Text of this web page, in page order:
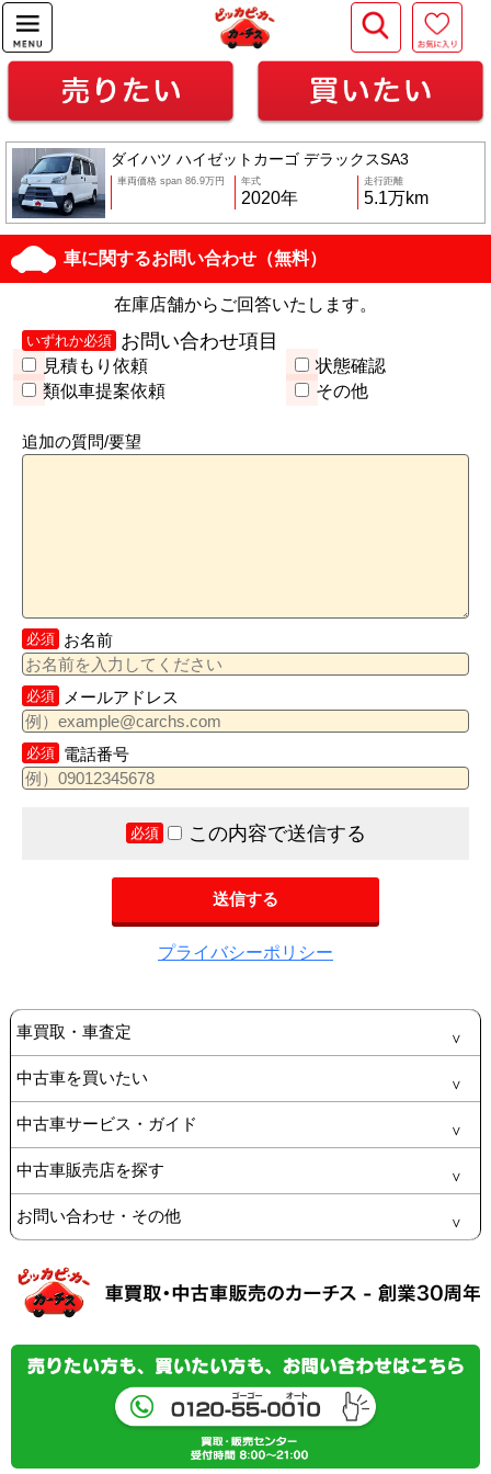
ダイハツ ハイゼットカーゴ デラックスSA3
車両価格 span 86.9万円 年式
2020年
走行距離
5.1万km
車に関するお問い合わせ（無料）
在庫店舗からご回答いたします。
いずれか必須 お問い合わせ項目
見積もり依頼
状態確認
類似車提案依頼
その他
追加の質問/要望
必須 お名前
必須 メールアドレス
必須 電話番号
必須 この内容で送信する
プライバシーポリシー
車買取・車査定
中古車を買いたい
中古車サービス・ガイド
中古車販売店を探す
お問い合わせ・その他